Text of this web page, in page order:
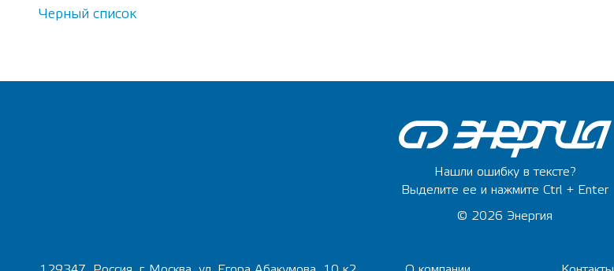
Черный список
Нашли ошибку в тексте?
Выделите ее и нажмите Ctrl + Enter
© 2026 Энергия